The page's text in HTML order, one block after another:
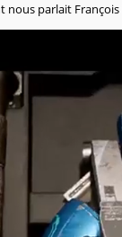
nous parlait François